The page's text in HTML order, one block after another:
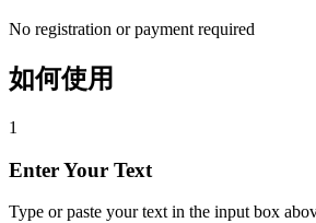
No registration or payment required
如何使用
1
Enter Your Text
Type or paste your text in the input box